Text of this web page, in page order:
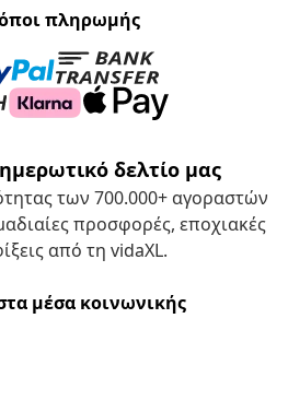
πληρωμής
δελτίο μας
των 700.000+ αγοραστών
προσφορές, εποχιακές
από τη vidaXL.
μέσα κοινωνικής